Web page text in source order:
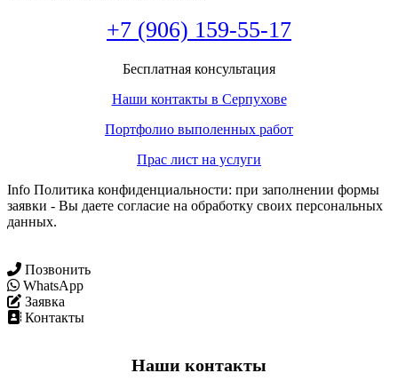
+7 (906) 159-55-17
Бесплатная консультация
Наши контакты в Серпухове
Портфолио выполенных работ
Прас лист на услуги
Info Политика конфиденциальности: при заполнении формы
заявки - Вы даете согласие на обработку своих персональных
данных.
Позвонить
WhatsApp
Заявка
Контакты
Наши контакты